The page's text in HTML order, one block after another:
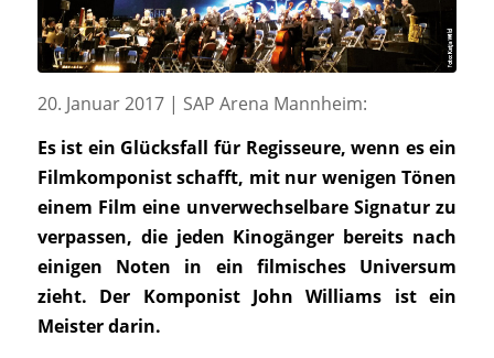
20. Januar 2017 | SAP Arena Mannheim:
Es ist ein Glücksfall für Regisseure, wenn es ein
Filmkomponist schafft, mit nur wenigen Tönen
einem Film eine unverwechselbare Signatur zu
verpassen, die jeden Kinogänger bereits nach
einigen Noten in ein filmisches Universum
zieht. Der Komponist John Williams ist ein
Meister darin.